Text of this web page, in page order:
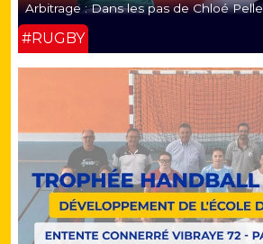
Arbitrage : Dans les pas de Chloé Pelle
#RUGBY